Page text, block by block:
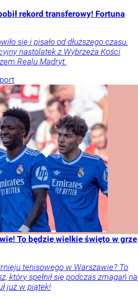
rekord transferowy! Fortuna
się i pisało od dłuższego czasu.
nastolatek z Wybrzeża Kości
Realu Madryt.
To będzie wielkie święto w grze
tenisowego w Warszawie? To
który spełnił się podczas zmagań na
już w piątek!